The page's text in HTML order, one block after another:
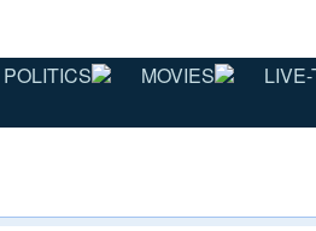
POLITICS MOVIES